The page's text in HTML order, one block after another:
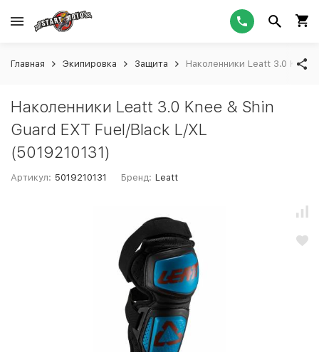
Главная Экипировка Защита Наколенники Leatt 3.0 Knee
Наколенники Leatt 3.0 Knee & Shin
Guard EXT Fuel/Black L/XL
(5019210131)
Артикул: 5019210131 Бренд: Leatt